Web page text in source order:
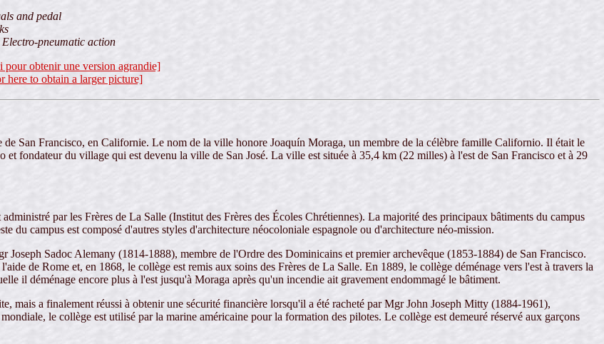
and pedal
Electro-pneumatic action
obtenir une version agrandie]
here to obtain a larger picture]
San Francisco, en Californie. Le nom de la ville honore Joaquín Moraga, un membre de la célèbre famille Californio. Il était le
et fondateur du village qui est devenu la ville de San José. La ville est située à 35,4 km (22 milles) à l'est de San Francisco et à 29
par les Frères de La Salle (Institut des Frères des Écoles Chrétiennes). La majorité des principaux bâtiments du campus
du campus est composé d'autres styles d'architecture néocoloniale espagnole ou d'architecture néo-mission.
Sadoc Alemany (1814-1888), membre de l'Ordre des Dominicains et premier archevêque (1853-1884) de San Francisco.
de Rome et, en 1868, le collège est remis aux soins des Frères de La Salle. En 1889, le collège déménage vers l'est à travers la
il déménage encore plus à l'est jusqu'à Moraga après qu'un incendie ait gravement endommagé le bâtiment.
mais a finalement réussi à obtenir une sécurité financière lorsqu'il a été racheté par Mgr John Joseph Mitty (1884-1961),
le collège est utilisé par la marine américaine pour la formation des pilotes. Le collège est demeuré réservé aux garçons